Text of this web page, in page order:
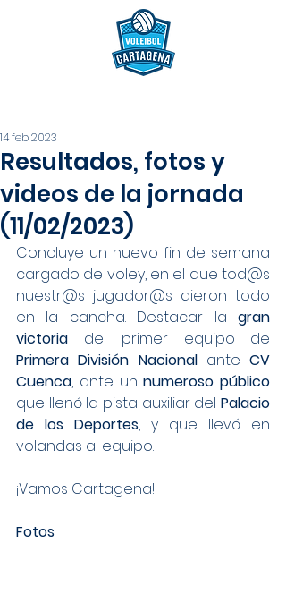
Resultados, fotos y
videos de la jornada
(11/02/2023)
14 feb 2023
Concluye un nuevo fin de semana
cargado de voley, en el que tod@s
nuestr@s jugador@s dieron todo
en la cancha. Destacar la gran
victoria
Primera División Nacional ante CV
Cuenca, ante un numeroso público
que llenó la pista auxiliar del Palacio
de los Deportes, y que llevó en
volandas al equipo.
¡Vamos Cartagena!
Fotos: